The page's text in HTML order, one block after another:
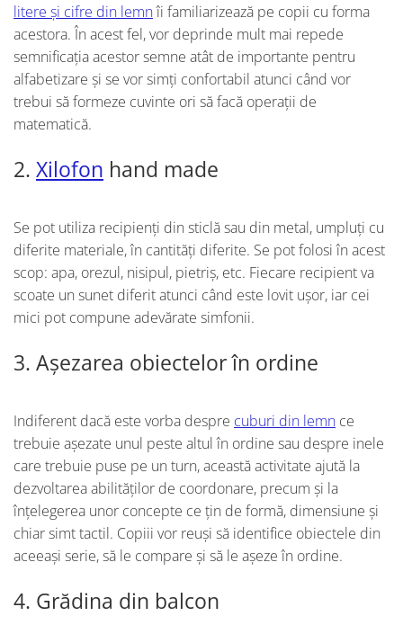
litere și cifre din lemnîi familiarizează pe copii cu forma
acestora. În acest fel, vor deprinde mult mai repede
semnificația acestor semne atât de importante pentru
alfabetizare și se vor simți confortabil atunci când vor
trebui să formeze cuvinte ori să facă operații de
matematică.
2. Xilofon hand made
Se pot utiliza recipienți din sticlă sau din metal, umpluți cu
diferite materiale, în cantități diferite. Se pot folosi în acest
scop: apa, orezul, nisipul, pietriș, etc. Fiecare recipient va
scoate un sunet diferit atunci când este lovit ușor, iar cei
mici pot compune adevărate simfonii.
3. Așezarea obiectelor în ordine
Indiferent dacă este vorba despre cuburi din lemn ce
trebuie așezate unul peste altul în ordine sau despre inele
care trebuie puse pe un turn, această activitate ajută la
dezvoltarea abilităților de coordonare, precum și la
înțelegerea unor concepte ce țin de formă, dimensiune și
chiar simt tactil. Copiii vor reuși să identifice obiectele din
aceeași serie, să le compare și să le așeze în ordine.
4. Grădina din balcon